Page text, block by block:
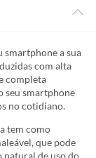
smartphone a sua
com alta
completa
seu smartphone
no cotidiano.
tem como
que pode
natural de uso do